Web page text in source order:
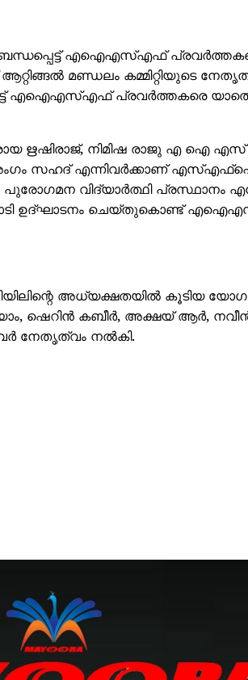
ബന്ധപ്പെട്ട് എഐഎസ്എഫ്
മണ്ഡലം കമ്മിറ്റിയുടെ
എഐഎസ്എഫ് പ്രവർത്തകരെ
ഋഷിരാജ്, നിമിഷ രാജു എ ഐ
സഹദ് എന്നിവർക്കാണ്
വിദ്യാർത്ഥി പ്രസ്ഥാനം
ഉദ്ഘാടനം ചെയ്തുകൊണ്ട്
അധ്യക്ഷതയിൽ കൂടിയ
ഷെറിൻ കബീർ, അക്ഷയ് ആർ,
നേതൃത്വം നൽകി.